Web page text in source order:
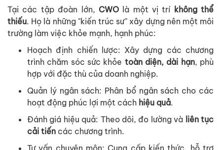
Tại các tập đoàn lớn, CWO là một vị trí không thể
thiếu. Họ là những"kiến trúc sư" xây dựng nên một môi
trường làm việc khỏe mạnh, hạnh phúc:
Hoạch định chiến lược: Xây dựng các chương
trình chăm sóc sức khỏe toàn diện, dài hạn, phù
hợp với đặc thù của doanh nghiệp.
Quản lý ngân sách: Phân bổ ngân sách cho các
hoạt động phúc lợi một cách hiệu quả.
Đánh giá hiệu quả: Theo dõi, đo lường và liên tục
cải tiến các chương trình.
Tư vấn chuyên môn: Cung cấp kiến thức, hỗ trợ